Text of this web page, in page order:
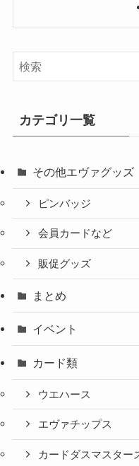
カテゴリ一覧
その他エヴァグッズ
ピンバッジ
会員カードなど
販促グッズ
まとめ
イベント
カード類
ウエハース
エヴァチップス
カードダスマスター